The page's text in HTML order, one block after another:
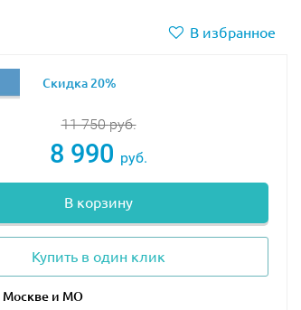
В избранное
11 750руб.
8 990 руб.
В корзину
Купить в один клик
Скидка 20%